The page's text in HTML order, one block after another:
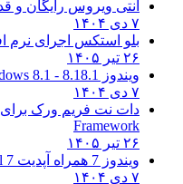
آنتی ویروس رایگان و
۷ دی ۱۴۰۴
بلو استکس اجرای نرم
۲۶ تیر ۱۴۰۵
ویندوز 8.1
8.1 - Microsoft Windows 8.1
۷ دی ۱۴۰۴
دات نت فریم ورک برای
Framework
۲۶ تیر ۱۴۰۵
ویندوز 7 همراه آپدیت 7 SP1
۷ دی ۱۴۰۴